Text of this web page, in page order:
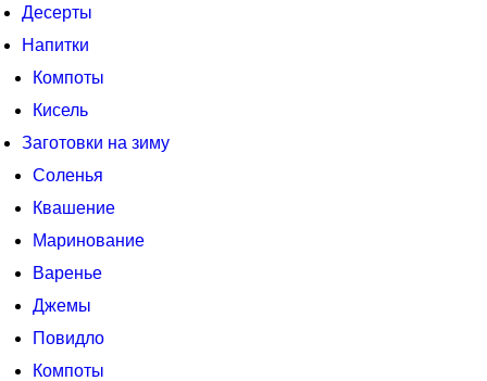
Десерты
Напитки
Компоты
Кисель
Заготовки на зиму
Соленья
Квашение
Маринование
Варенье
Джемы
Повидло
Компоты